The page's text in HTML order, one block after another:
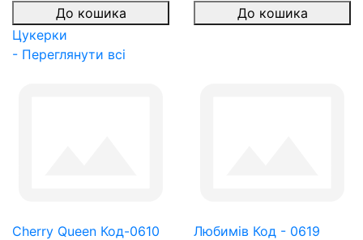
До кошика
До кошика
Цукерки
- Переглянути всі
Cherry Queen Код-0610
Любимів Код - 0619